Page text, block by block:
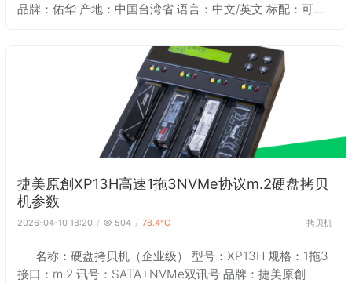
品牌：佑华 产地：中国台湾省 语言：中文/英文 标配：可直
捷美原創XP13H高速1拖3NVMe协议m.2硬盘拷贝
机参数
2026-04-10 18:20 504 78.4℃ 拷贝机
名称：硬盘拷贝机（企业级） 型号：XP13H 规格：1拖3
接口：m.2 讯号：SATA+NVMe双讯号 品牌：捷美原創